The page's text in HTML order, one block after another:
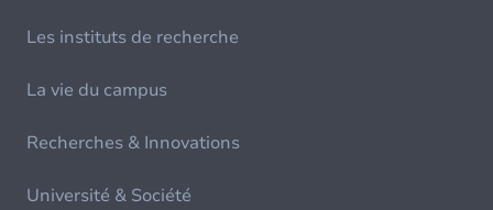
Les instituts de recherche
La vie du campus
Recherches & Innovations
Université & Société